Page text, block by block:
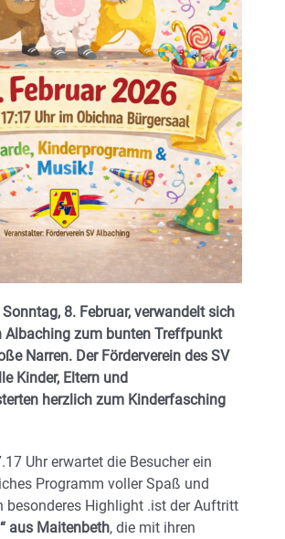
8. Februar, verwandelt sich
Albaching zum bunten Treffpunkt
Narren. Der Förderverein des SV
Kinder, Eltern und
herzlich zum Kinderfasching
Uhr erwartet die Besucher ein
Programm voller Spaß und
besonderes Highlight .ist der Auftritt
aus Maitenbeth, die mit ihren